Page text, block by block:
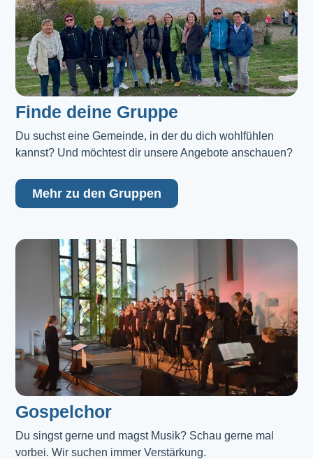
Finde deine Gruppe
Du suchst eine Gemeinde, in der du dich wohlfühlen
kannst? Und möchtest dir unsere Angebote anschauen?
Mehr zu den Gruppen
Gospelchor
Du singst gerne und magst Musik? Schau gerne mal
vorbei. Wir suchen immer Verstärkung.